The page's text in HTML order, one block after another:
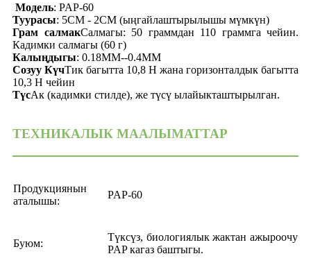
Модель: PAP-60
Туурасы: 5CM - 2CM (ыңгайлаштырылышы мүмкүн)
Грам салмакСалмагы: 50 граммдан 110 граммга чейин.
Кадимки салмагы (60 г)
Калыңдыгы: 0.18MM--0.4MM
Созуу КүчТик багытта 10,8 Н жана горизонталдык багытта
10,3 Н чейин
ТүсАк (кадимки стилде), же түсү ылайыкташтырылган.
ТЕХНИКАЛЫК МААЛЫМАТТАР
Продукциянын
аталышы:
PAP-60
Буюм:
Түксүз, биологиялык жактан ажыроочу
PAP кагаз баштыгы.